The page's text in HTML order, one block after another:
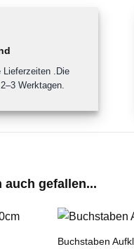
.Die
Werktagen.
auch gefallen...
Buchstaben